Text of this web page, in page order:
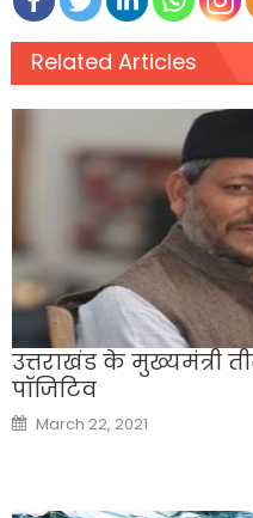
Related Articles
उत्तराखंड के मुख्यमंत्री
पॉजिटिव
Posted
on
March 22, 2021